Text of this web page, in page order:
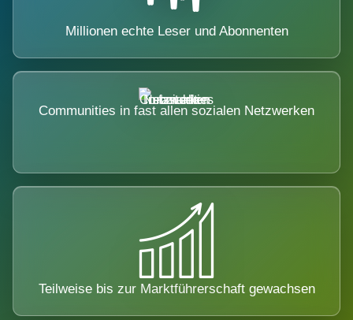
Millionen echte Leser und Abonnenten
Communities in fast allen sozialen Netzwerken
Teilweise bis zur Marktführerschaft gewachsen